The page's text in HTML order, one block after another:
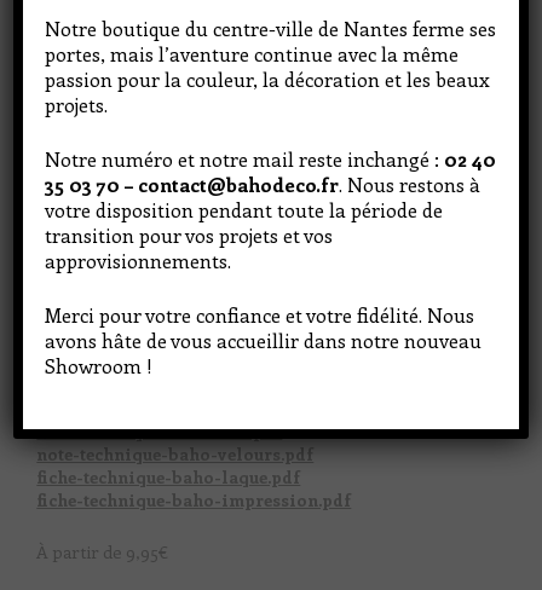
note-technique-baho-mat.pdf
note-technique-baho-velours.pdf
fiche-technique-baho-laque.pdf
fiche-technique-baho-impression.pdf
À partir de 9,95€
Notre boutique du centre-ville de Nantes ferme ses
portes, mais l’aventure continue avec la même
passion pour la couleur, la décoration et les beaux
projets.
Notre numéro et notre mail reste inchangé : 02 40
35 03 70 – contact@bahodeco.fr. Nous restons à
votre disposition pendant toute la période de
transition pour vos projets et vos
approvisionnements.
Merci pour votre confiance et votre fidélité. Nous
avons hâte de vous accueillir dans notre nouveau
Showroom !